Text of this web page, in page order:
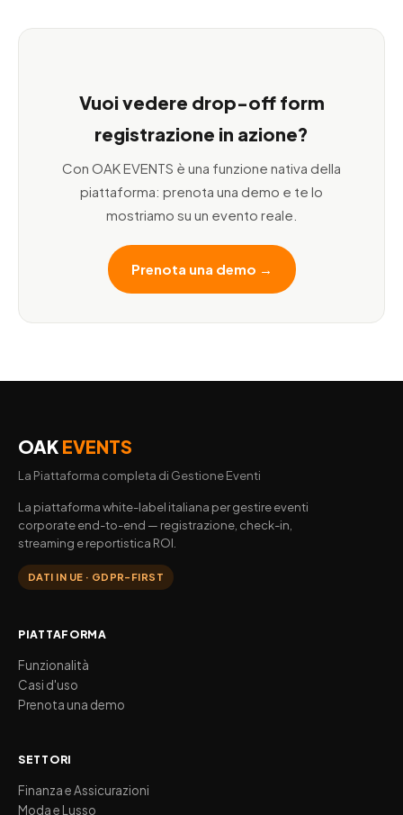
Vuoi vedere drop-off form
registrazione in azione?
Con OAK EVENTS è una funzione nativa della
piattaforma: prenota una demo e te lo
mostriamo su un evento reale.
Prenota una demo →
OAK EVENTS
La Piattaforma completa di Gestione Eventi
La piattaforma white-label italiana per gestire eventi
corporate end-to-end — registrazione, check-in,
streaming e reportistica ROI.
DATI IN UE · GDPR-FIRST
PIATTAFORMA
Funzionalità
Casi d'uso
Prenota una demo
SETTORI
Finanza e Assicurazioni
Moda e Lusso